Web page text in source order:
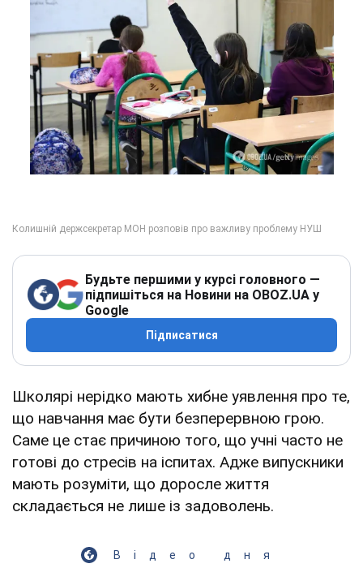
Будьте першими у курсі головного —
підпишіться на Новини на OBOZ.UA у
Google
Підписатися
Школярі нерідко мають хибне уявлення про те,
що навчання має бути безперервною грою.
Саме це стає причиною того, що учні часто не
готові до стресів на іспитах. Адже випускники
мають розуміти, що доросле життя
складається не лише із задоволень.
Відео дня